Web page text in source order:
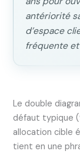
antériorité
d’espace
fréquente
Le double
défaut typique
allocation cible
tient en une